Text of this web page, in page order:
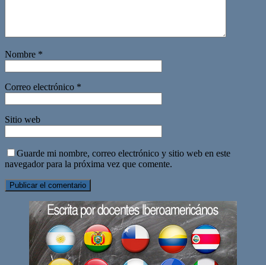
Nombre *
Correo electrónico *
Sitio web
Guarde mi nombre, correo electrónico y sitio web en este
navegador para la próxima vez que comente.